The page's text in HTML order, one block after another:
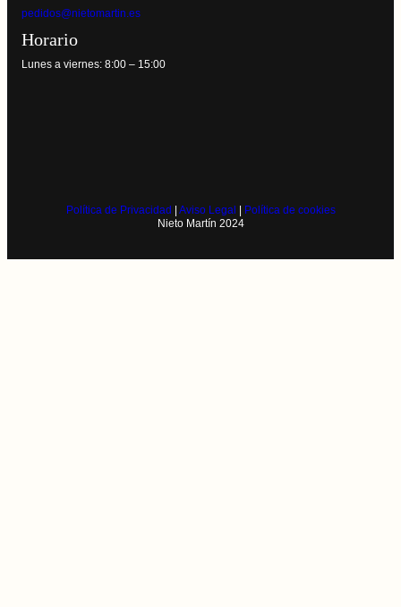
pedidos@nietomartin.es
Horario
Lunes a viernes: 8:00 – 15:00
Política de Privacidad Aviso Legal
Política de cookies
Nieto Martín 2024